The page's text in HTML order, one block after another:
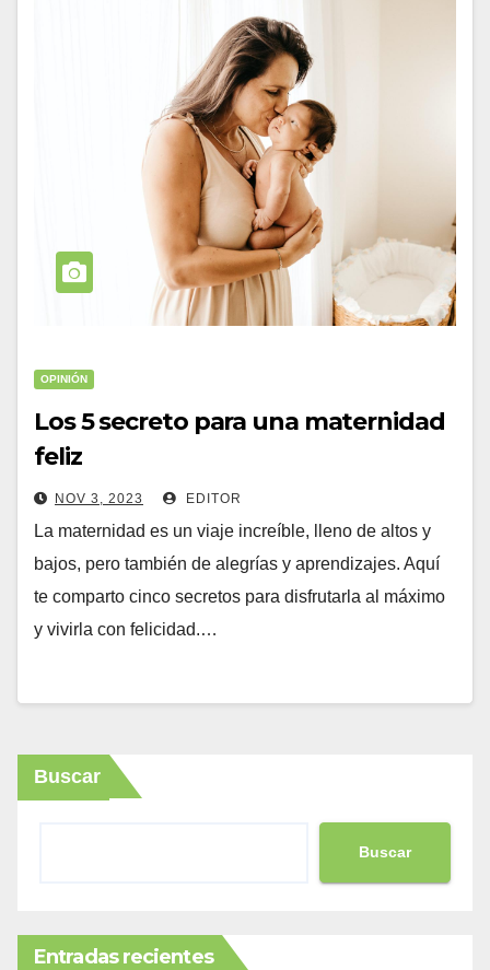
OPINIÓN
Los 5 secreto para una maternidad
feliz
NOV 3, 2023 EDITOR
La maternidad es un viaje increíble, lleno de altos y
bajos, pero también de alegrías y aprendizajes. Aquí
te comparto cinco secretos para disfrutarla al máximo
y vivirla con felicidad.…
Buscar
Buscar
Entradas recientes